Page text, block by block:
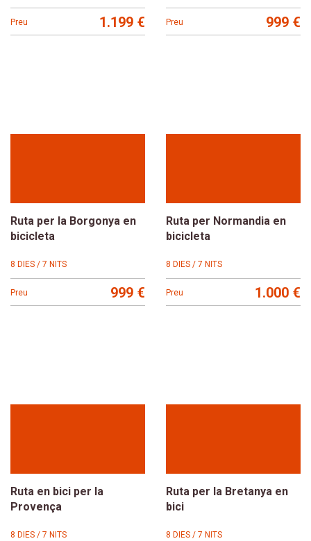
Preu 1.199 € Preu 999 €
Ruta per la Borgonya en
bicicleta
8 DIES / 7 NITS
Preu 999 €
Ruta per Normandia en
bicicleta
8 DIES / 7 NITS
Preu 1.000 €
Ruta en bici per la
Provença
8 DIES / 7 NITS
Ruta per la Bretanya en
bici
8 DIES / 7 NITS